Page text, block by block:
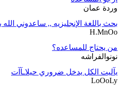
وردة عمان
بحث باللغة الإنجليزيه ,, ساعدوني
H.MnOo
من يحتاج للمساعده؟
نونوالفراشه
يآليت الكل يدخل ضروري حيلاـآآت
LoOoLy